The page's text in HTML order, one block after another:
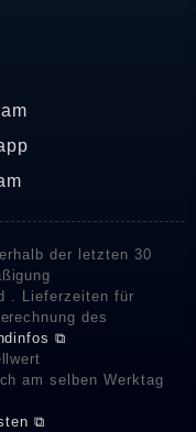
der letzten 30
. Lieferzeiten für
des
⧉
am selben Werktag
⧉